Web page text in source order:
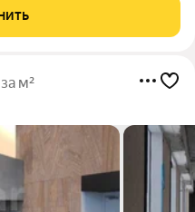
по адресу: улица Бабакина,
м²